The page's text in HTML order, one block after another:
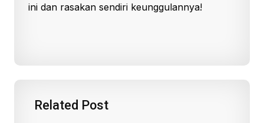
ini dan rasakan sendiri keunggulannya!
Related Post